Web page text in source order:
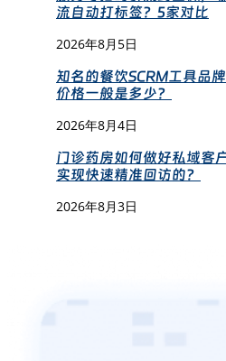
流自动打标签？5家对比
2026年8月5日
知名的餐饮SCRM工具品
价格一般是多少？
2026年8月4日
门诊药房如何做好私域客
实现快速精准回访的？
2026年8月3日